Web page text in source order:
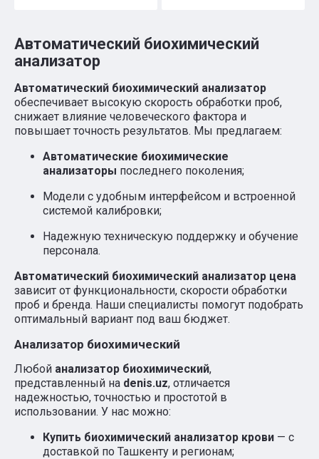
Автоматический биохимический
анализатор
Автоматический биохимический анализатор
обеспечивает высокую скорость обработки проб,
снижает влияние человеческого фактора и
повышает точность результатов. Мы предлагаем:
Автоматические биохимические
анализаторы последнего поколения;
Модели с удобным интерфейсом и встроенной
системой калибровки;
Надежную техническую поддержку и обучение
персонала.
Автоматический биохимический анализатор цена
зависит от функциональности, скорости обработки
проб и бренда. Наши специалисты помогут подобрать
оптимальный вариант под ваш бюджет.
Анализатор биохимический
Любой анализатор биохимический,
представленный на denis.uz, отличается
надежностью, точностью и простотой в
использовании. У нас можно:
Купить биохимический анализатор крови — с
доставкой по Ташкенту и регионам;